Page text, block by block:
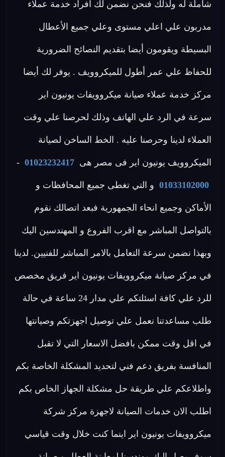
شاملة له ولذلك فنحن نضمن لك افراد خدمة عملاء
مدربون علي اعلي مستوى وعلي جميع الأعطال
البسيطة ويقومون أيضا بتقديم النصائح الضرورية
للحفاظ علي عمر أطول للميكروويف . يوفر لك أيضا
مركز خدمة عملاء صيانة ميكروويفات يونيون اير
سرعة في الرد علي الهاتف وذلك لحرصنا علي وقت
العملاء لدينا وحرصنا عليه . الخط الساخن لصيانة
الميكروويف يونيون اير فى مصر هى 01023232417
-
01033102000 و التي تغطى جميع المحافظات و
الأماكن وجميع انحاء الجمهورية فبعد اتصالك نقوم
بالتواصل المباشر مع اقرب الفروع و المهندسين اليك
وبهذا نضمن سرعة التعامل بالامر المباشر للفنيين. لدينا
في مركز صيانة ميكروويفات يونيون اير فريق مخصص
للرد علي كافة اسئلتكم علي مدار 24 ساعة في حالة
طلب مساعدتنا نعمل علي توصيل اجهزتكم وصيانتها
في اقل وقت ممكن بافضل الاسعار التي لا تقبل
المنافسة بفريق دعم فني لتحديد المشكلة الخاصة بكم
واطلاعكم علي طريقة حل مشكلة الجهاز الخاص بكم
اطلب الان خدمات الصيانة لاجهزة مركز شركة
ميكروويفات يونيون اير اينما كنت خلال وقت قياسي